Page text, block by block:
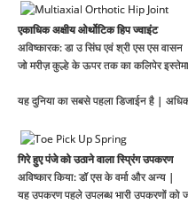
एकाधिक अक्षीय ओर्थोटिक हिप ज्वाइंट
अविष्कारक: डा उ सिंघ एवं श्री एस एस वासन
जो मरीज़ कुल्हे के ऊपर तक का कलिपेर
यह दुनिया का सबसे पहला डिजाईन है |
गिरे हुए पंजे को उठाने वाला स्प्रिंग उपकरण
अविष्कार किया: डॉ एस के वर्मा और अन्य |
यह उपकरण पहले उपलब्ध भारी उपकरणों को